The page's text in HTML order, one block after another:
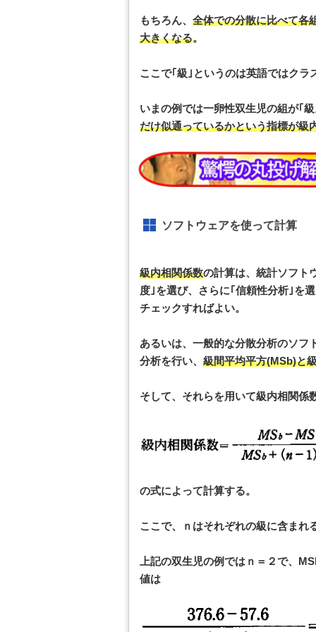
もちろん、 全体での分散に比べて各
大きくなる。
ここで｢級｣というのは英語ではク
いまの例では一卵性双生児の組が｢
だけ似通っているかという指標が級
ソフトウェアを使って計算
級内相関係数の計算は、統計ソフト
度｣を選び、さらに｢信頼性分析｣を
チェックすればよい。
あるいは、一般的な分散分析のソフ
分析を行い、 級間平均平方(MSb)と
そして、それらを用いて級内相関係
の式によって計算する。
ここで、ｎはそれぞれの級に含まれ
上記の双生児の例ではｎ＝２で、
値は